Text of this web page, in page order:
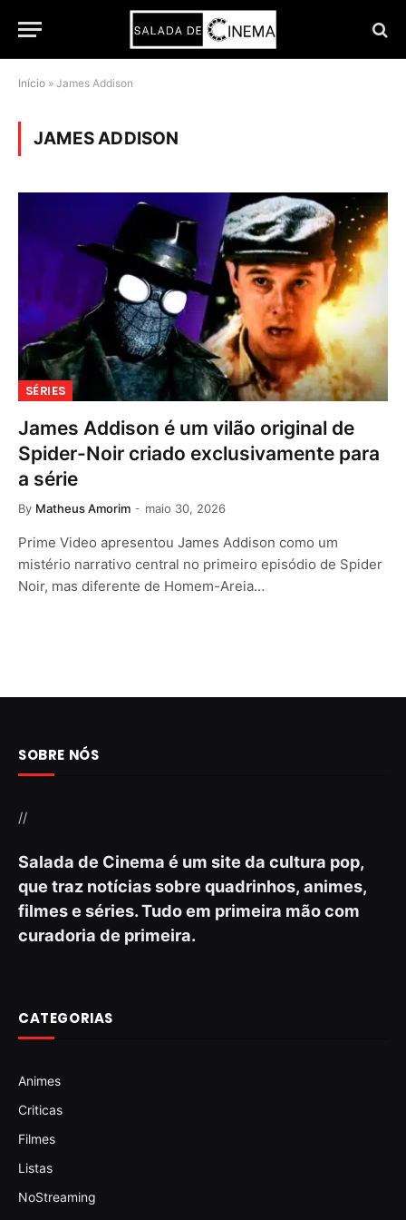
Início » James Addison
JAMES ADDISON
SÉRIES
James Addison é um vilão original de
Spider-Noir criado exclusivamente para
a série
By Matheus Amorim maio 30, 2026
Prime Video apresentou James Addison como um
mistério narrativo central no primeiro episódio de Spider
Noir, mas diferente de Homem-Areia…
SOBRE NÓS
//
Salada de Cinema é um site da cultura pop,
que traz notícias sobre quadrinhos, animes,
filmes e séries. Tudo em primeira mão com
curadoria de primeira.
CATEGORIAS
Animes
Criticas
Filmes
Listas
NoStreaming